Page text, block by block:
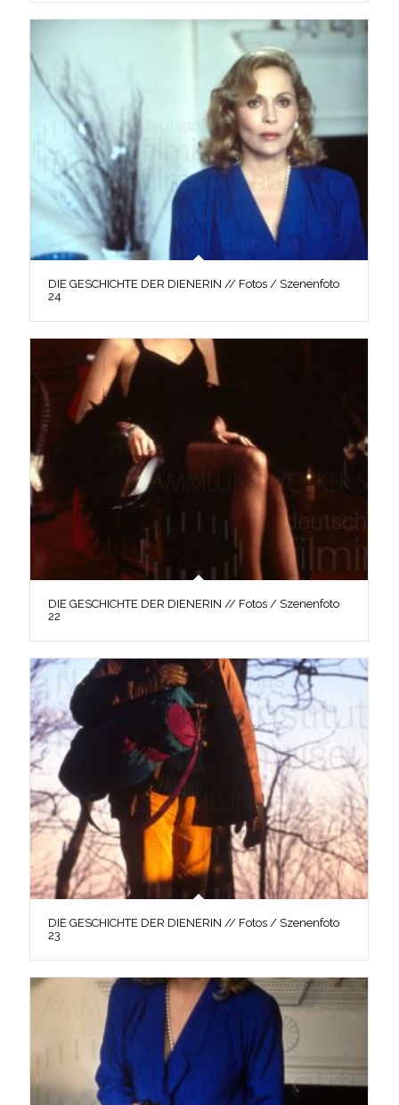
DIE GESCHICHTE DER DIENERIN // Fotos / Szenenfoto
24
DIE GESCHICHTE DER DIENERIN // Fotos / Szenenfoto
22
DIE GESCHICHTE DER DIENERIN // Fotos / Szenenfoto
23